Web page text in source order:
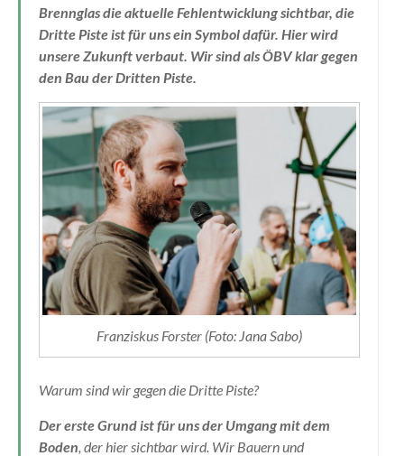
Brennglas die aktuelle Fehlentwicklung sichtbar, die
Dritte Piste ist für uns ein Symbol dafür. Hier wird
unsere Zukunft verbaut. Wir sind als ÖBV klar gegen
den Bau der Dritten Piste.
Franziskus Forster (Foto: Jana Sabo)
Warum sind wir gegen die Dritte Piste?
Der erste Grund ist für uns der Umgang mit dem
Boden , der hier sichtbar wird. Wir Bauern und